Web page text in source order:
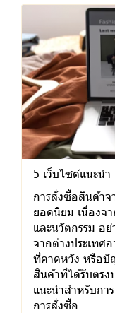
5 เว็บไซต์แนะน
การสั่งซื้อสินค้าจ
ยอดนิยม เนื่องจ
และนวัตกรรม อ
จากต่างประเทศ
ที่คาดหวัง หรือปั
สินค้าที่ได้รับตร
แนะนำสำหรับก
การสั่งซื้อ